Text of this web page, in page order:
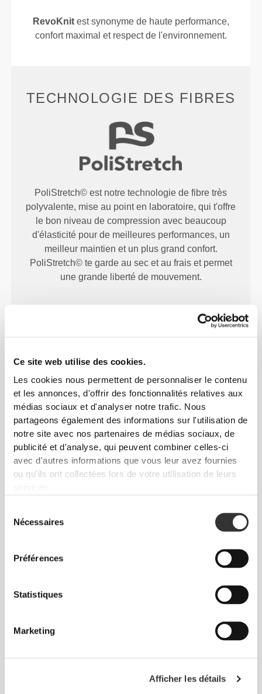
Ce site web utilise des cookies.
Les cookies nous permettent de personnaliser le contenu
et les annonces, d'offrir des fonctionnalités relatives aux
médias sociaux et d'analyser notre trafic. Nous
partageons également des informations sur l'utilisation de
notre site avec nos partenaires de médias sociaux, de
publicité et d'analyse, qui peuvent combiner celles-ci
avec d'autres informations que vous leur avez fournies
ou qu'ils ont collectées lors de votre utilisation de leurs
Nécessaires
Préférences
Statistiques
Marketing
Afficher les détails
RevoKnitest synonyme de haute performance,
confort maximal et respect de l'environnement.
TECHNOLOGIE DES FIBRES
PoliStretch© est notre technologie de fibre très
polyvalente, mise au point en laboratoire, qui t'offre
le bon niveau de compression avec beaucoup
d'élasticité pour de meilleures performances, un
meilleur maintien et un plus grand confort.
PoliStretch© te garde au sec et au frais et permet
une grande liberté de mouvement.
NOTRE ÉTIQUETTE EST
TON CONFORT.
Sans étiquettes cousues
Nos vêtements sont synonymes de confort. Nous
L'absence d'étiquettes cousues vient renforcer la
sensation de confort en évitant les frottements
CONSEILS POUR LES TAILLES
Cet article
Près du corps